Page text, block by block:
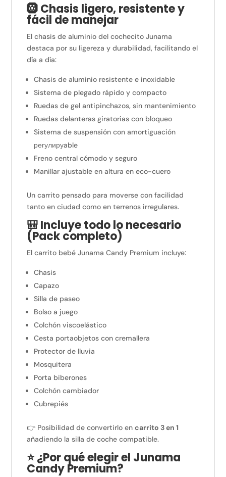
🛞 Chasis ligero, resistente y
fácil de manejar
El chasis de aluminio del cochecito Junama
destaca por su ligereza y durabilidad, facilitando el
día a día:
Chasis de aluminio resistente e inoxidable
Sistema de plegado rápido y compacto
Ruedas de gel antipinchazos, sin mantenimiento
Ruedas delanteras giratorias con bloqueo
Sistema de suspensión con amortiguación
регулируable
Freno central cómodo y seguro
Manillar ajustable en altura en eco-cuero
Un carrito pensado para moverse con facilidad
tanto en ciudad como en terrenos irregulares.
🎒 Incluye todo lo necesario
(Pack completo)
El carrito bebé Junama Candy Premium incluye:
Chasis
Capazo
Silla de paseo
Bolso a juego
Colchón viscoelástico
Cesta portaobjetos con cremallera
Protector de lluvia
Mosquitera
Porta biberones
Colchón cambiador
Cubrepiés
👉 Posibilidad de convertirlo encarrito 3 en 1
añadiendo la silla de coche compatible.
⭐ ¿Por qué elegir el Junama
Candy Premium?